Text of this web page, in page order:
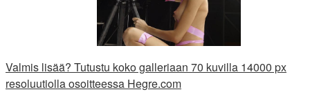
Valmis lisää? Tutustu koko galleriaan 70 kuvilla 14000 px
resoluutiolla osoitteessa Hegre.com